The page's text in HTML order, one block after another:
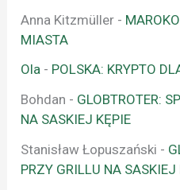
Anna Kitzmüller -
MIASTA
Ola - POLSKA: KRYPTO
Bohdan - GLOBTROTER:
NA SASKIEJ KĘPIE
Stanisław Łopuszański -
PRZY GRILLU NA SASKIEJ